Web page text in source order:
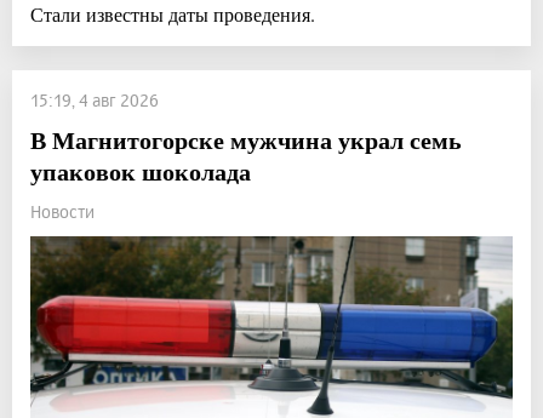
Стали известны даты проведения.
15:19, 4 авг 2026
В Магнитогорске мужчина украл семь
упаковок шоколада
Новости